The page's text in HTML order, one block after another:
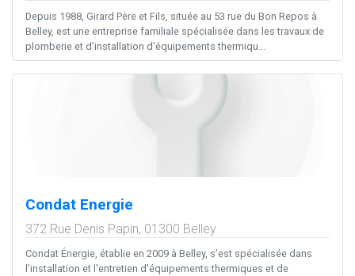
Depuis 1988, Girard Père et Fils, située au 53 rue du Bon Repos à
Belley, est une entreprise familiale spécialisée dans les travaux de
plomberie et d’installation d’équipements thermiqu...
Condat Energie
372 Rue Denis Papin, 01300 Belley
Condat Énergie, établie en 2009 à Belley, s’est spécialisée dans
l’installation et l’entretien d’équipements thermiques et de